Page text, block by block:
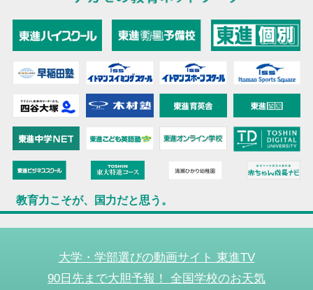
教育力こそが、国力だと思う。
大学・学部選びの動画サイト 東進TV
90日先まで大胆予報！ 全国学校のお天気